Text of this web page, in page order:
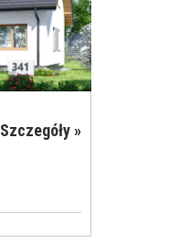
Szczegóły »